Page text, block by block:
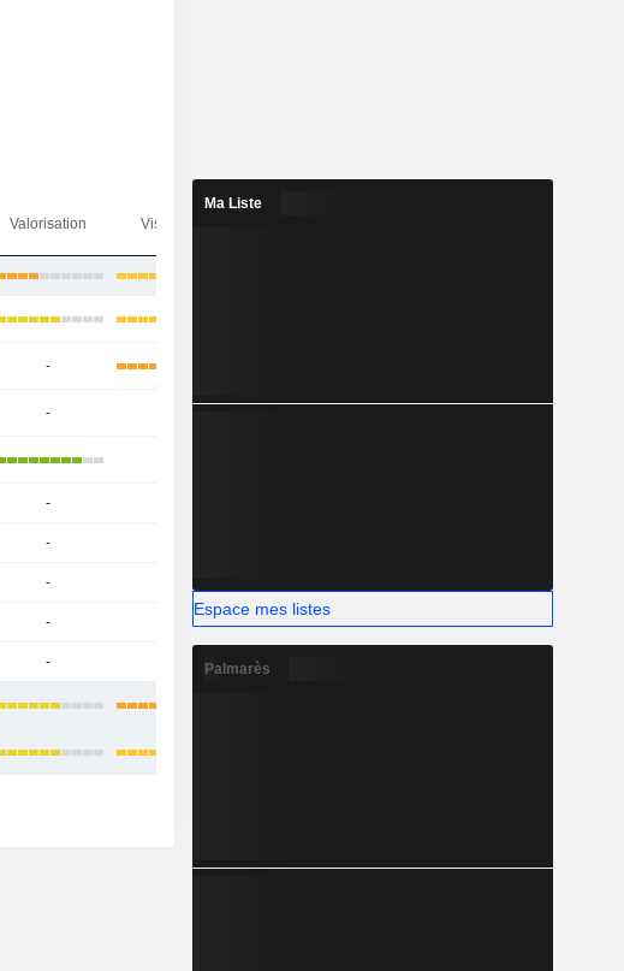
Valorisation Visibilité
-
-
-
-
-
-
-
Ma Liste
Espace mes listes
Palmarès